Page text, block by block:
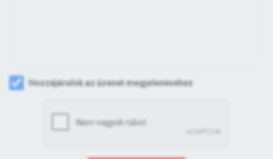
Hozzájárulok az üzenet megjelenéséhez